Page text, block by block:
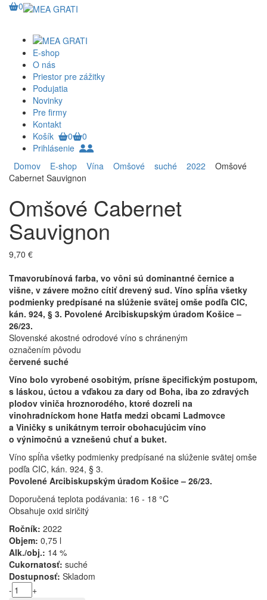
0
E-shop
O nás
Priestor pre zážitky
Podujatia
Novinky
Pre firmy
Kontakt
Košík
0
0
Prihlásenie
Domov
E-shop Vína Omšové suché 2022
Omšové
Cabernet Sauvignon
Omšové Cabernet
Sauvignon
9,70 €
Tmavorubínová farba, vo vôni sú dominantné černice a
višne, v závere možno cítiť drevený sud. Víno spĺňa všetky
podmienky predpísané na slúženie svätej omše podľa CIC,
kán. 924, § 3. Povolené Arcibiskupským úradom Košice –
26/23.
Slovenské akostné odrodové víno s chráneným
označením pôvodu
červené suché
Víno bolo vyrobené osobitým, prísne špecifickým postupom,
s láskou, úctou a vďakou za dary od Boha, iba zo zdravých
plodov viniča hroznorodého, ktoré dozreli na
vinohradníckom hone Hatfa medzi obcami Ladmovce
a Viničky s unikátnym terroir obohacujúcim víno
o výnimočnú a vznešenú chuť a buket.
Víno spĺňa všetky podmienky predpísané na slúženie svätej omše
podľa CIC, kán. 924, § 3.
Povolené Arcibiskupským úradom Košice – 26/23.
Doporučená teplota podávania: 16 - 18 °C
Obsahuje oxid siričitý
Ročník: 2022
Objem: 0,75 l
Alk./obj.: 14 %
Cukornatosť: suché
Dostupnosť: Skladom
-
+